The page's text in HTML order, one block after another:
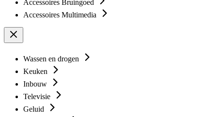
Accessoires Bruingoed
Accessoires Multimedia
Wassen en drogen
Keuken
Inbouw
Televisie
Geluid